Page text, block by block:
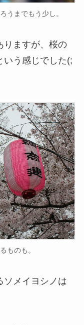
うまでもう少し。
りますが、桜の
いう感じでした(;
ものも。
ソメイヨシノは